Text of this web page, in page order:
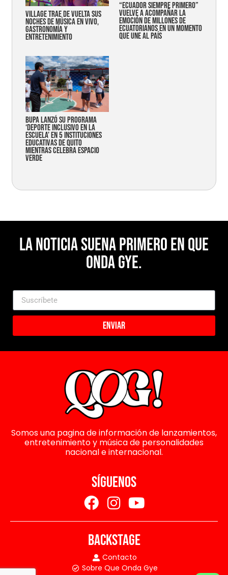
Village trae de vuelta sus
noches de música en vivo,
gastronomía y
entretenimiento
“Ecuador siempre primero”
vuelve a acompañar la
emoción de millones de
ecuatorianos en un momento
que une al país
Bupa lanzó su programa
‘Deporte Inclusivo en la
Escuela’ en 5 instituciones
educativas de Quito
mientras celebra espacio
verde
La noticia suena primero en Que
Onda Gye.
Enviar
Somos una pagina de información de lanzamientos,
entretenimiento y música de personalidades
nacional e internacional.
SÍGUENOS
BACKSTAGE
Contacto
Sobre Que Onda Gye